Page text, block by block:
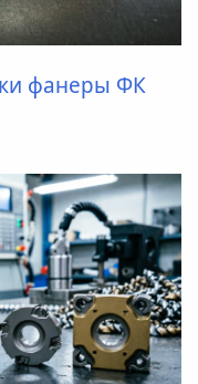
фанеры ФК